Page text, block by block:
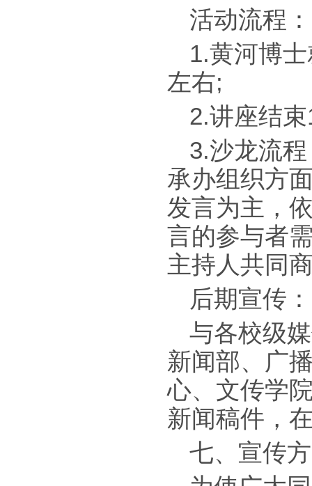
活动流程：
1.黄河博
左右;
2.讲座结
3.沙龙流
承办组织方
发言为主，
言的参与者
主持人共同
后期宣传：
与各校级
新闻部、广
心、文传学
新闻稿件，
七、宣传